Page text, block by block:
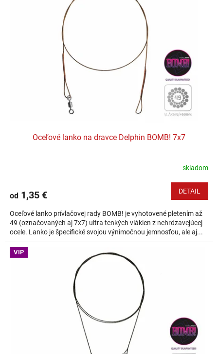
Oceľové lanko na dravce Delphin BOMB! 7x7
skladom
od 1,35 € DETAIL
Oceľové lanko prívlačovej rady BOMB! je vyhotovené pletením až
49 (označovaných aj 7x7) ultra tenkých vlákien z nehrdzavejúcej
ocele. Lanko je špecifické svojou výnimočnou jemnosťou, ale aj...
VIP